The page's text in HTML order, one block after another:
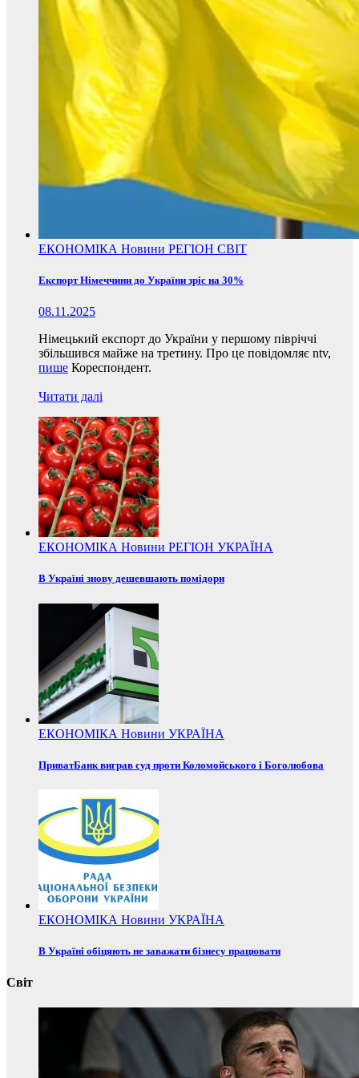
ЕКОНОМІКА Новини РЕГІОН СВІТ
Експорт Німеччини до України зріс на 30%
08.11.2025
Німецький експорт до України у першому півріччі
збільшився майже на третину. Про це повідомляє ntv,
пише Кореспондент.
Читати далі
ЕКОНОМІКА Новини РЕГІОН УКРАЇНА
В Україні знову дешевшають помідори
ЕКОНОМІКА Новини УКРАЇНА
ПриватБанк виграв суд проти Коломойського і Боголюбова
ЕКОНОМІКА Новини УКРАЇНА
В Україні обіцяють не заважати бізнесу працювати
Світ